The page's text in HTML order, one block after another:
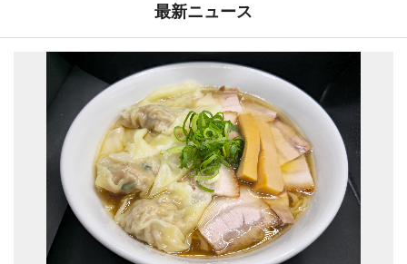
最新ニュース